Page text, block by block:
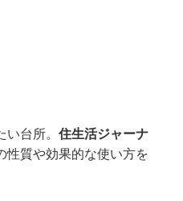
台所。 住生活ジャーナ
性質や効果的な使い方を